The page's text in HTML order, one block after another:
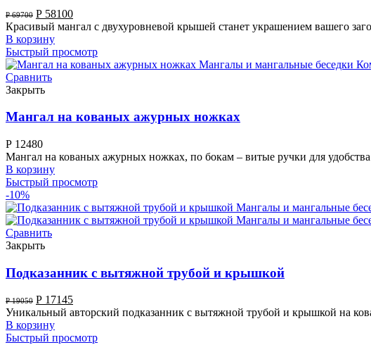
Р69700 Р 58100
Красивый мангал с двухуровневой крышей станет украшением вашего
В корзину
Быстрый просмотр
Сравнить
Закрыть
Мангал на кованых ажурных ножках
Р 12480
Мангал на кованых ажурных ножках, по бокам – витые ручки для
В корзину
Быстрый просмотр
-10%
Сравнить
Закрыть
Подказанник с вытяжной трубой и крышкой
Р19050 Р 17145
Уникальный авторский подказанник с вытяжной трубой и крышкой на
В корзину
Быстрый просмотр